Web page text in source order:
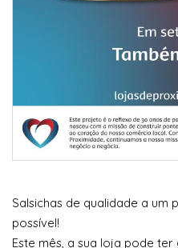
Salsichas de qualidade a um
possível!
Este mês, a sua loja pode